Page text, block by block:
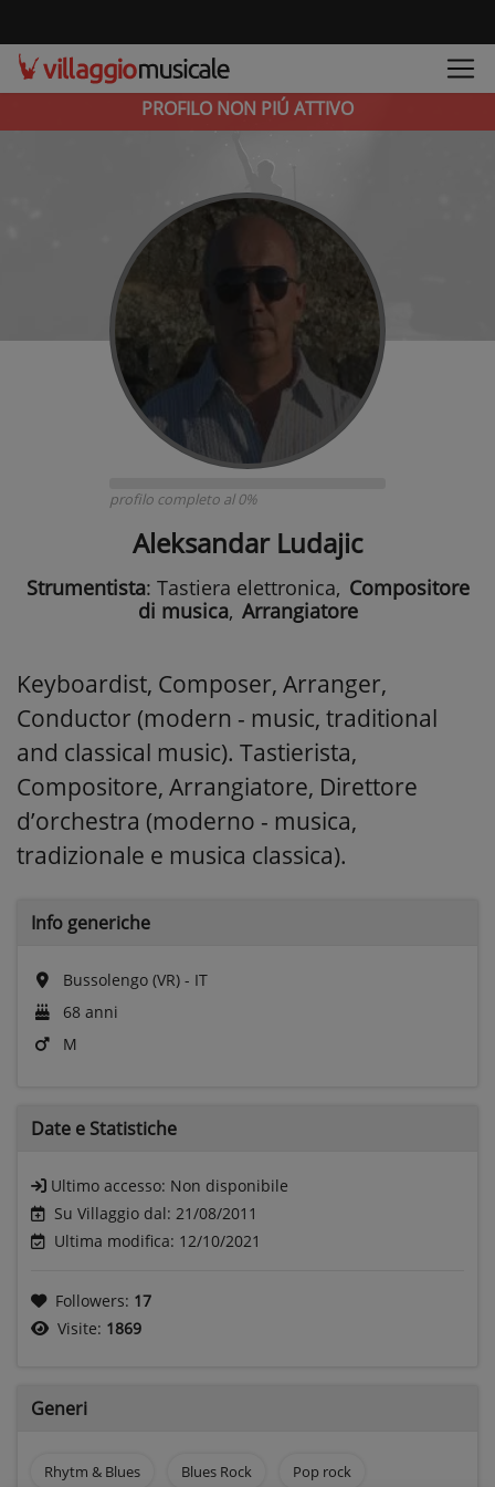
PROFILO NON PIÚ ATTIVO
profilo completo al 0%
Aleksandar Ludajic
Strumentista: Tastiera elettronica, Compositore
di musica, Arrangiatore
Keyboardist, Composer, Arranger,
Conductor (modern - music, traditional
and classical music). Tastierista,
Compositore, Arrangiatore, Direttore
d’orchestra (moderno - musica,
tradizionale e musica classica).
Info generiche
Bussolengo (VR) - IT
68 anni
M
Date e Statistiche
Ultimo accesso: Non disponibile
Su Villaggio dal: 21/08/2011
Ultima modifica: 12/10/2021
Followers: 17
Visite: 1869
Generi
Rhytm & Blues Blues Rock Pop rock